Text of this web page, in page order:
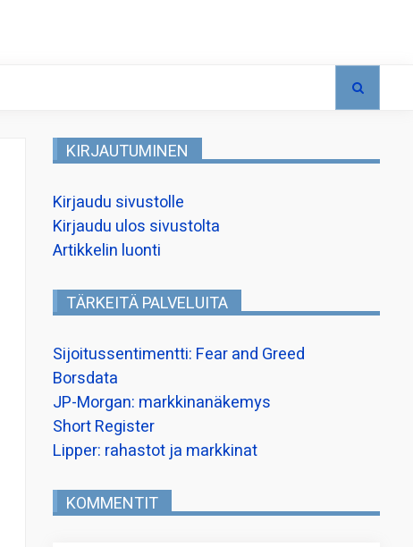
KIRJAUTUMINEN
Kirjaudu sivustolle
Kirjaudu ulos sivustolta
Artikkelin luonti
TÄRKEITÄ PALVELUITA
Sijoitussentimentti: Fear and Greed
Borsdata
JP-Morgan: markkinanäkemys
Short Register
Lipper: rahastot ja markkinat
KOMMENTIT